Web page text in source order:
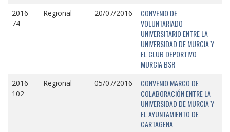
2016-
74
Regional 20/07/2016
CONVENIO DE
VOLUNTARIADO
UNIVERSITARIO ENTRE LA
UNIVERSIDAD DE MURCIA Y
EL CLUB DEPORTIVO
MURCIA BSR
2016-
102
Regional 05/07/2016
CONVENIO MARCO DE
COLABORACIÓN ENTRE LA
UNIVERSIDAD DE MURCIA Y
EL AYUNTAMIENTO DE
CARTAGENA